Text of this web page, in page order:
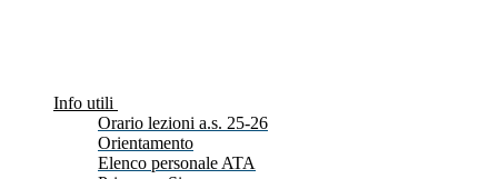
Info utili
Orario lezioni a.s. 25-26
Orientamento
Elenco personale ATA